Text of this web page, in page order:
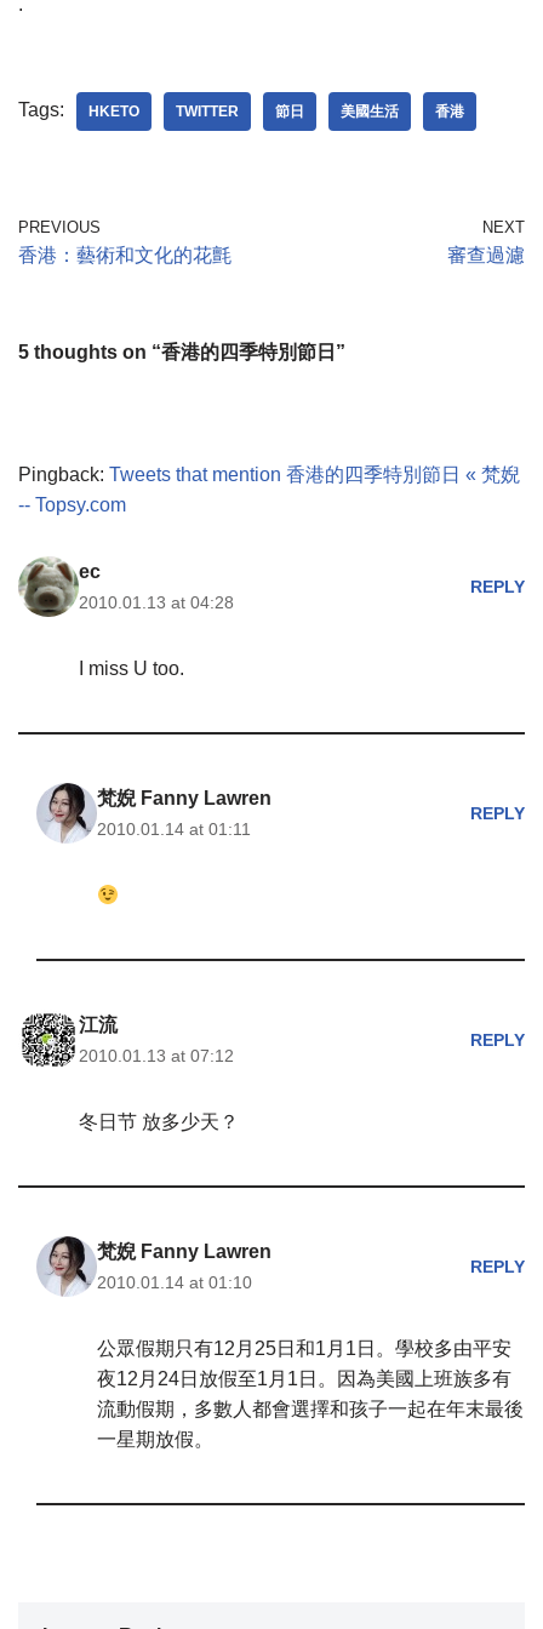
.
Tags: HKETO TWITTER 節日 美國生活 香港
PREVIOUS
香港：藝術和文化的花氈
NEXT
審查過濾
5 thoughts on “香港的四季特別節日”
Pingback: Tweets that mention 香港的四季特別節日 « 梵婗
-- Topsy.com
ec
2010.01.13 at 04:28
REPLY
I miss U too.
梵婗 Fanny Lawren
2010.01.14 at 01:11
REPLY
江流
2010.01.13 at 07:12
REPLY
冬日节 放多少天？
梵婗 Fanny Lawren
2010.01.14 at 01:10
REPLY
公眾假期只有12月25日和1月1日。學校多由平安
夜12月24日放假至1月1日。因為美國上班族多有
流動假期，多數人都會選擇和孩子一起在年末最後
一星期放假。